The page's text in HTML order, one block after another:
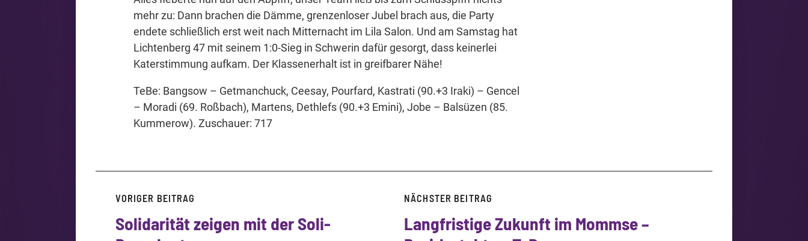
mehr zu: Dann brachen die Dämme, grenzenloser Jubel brach aus, die Party
endete schließlich erst weit nach Mitternacht im Lila Salon. Und am Samstag hat
Lichtenberg 47 mit seinem 1:0-Sieg in Schwerin dafür gesorgt, dass keinerlei
Katerstimmung aufkam. Der Klassenerhalt ist in greifbarer Nähe!
TeBe: Bangsow – Getmanchuck, Ceesay, Pourfard, Kastrati (90.+3 Iraki) – Gencel
– Moradi (69. Roßbach), Martens, Dethlefs (90.+3 Emini), Jobe – Balsüzen (85.
Kummerow). Zuschauer: 717
VORIGER BEITRAG
Solidarität zeigen mit der Soli-
NÄCHSTER BEITRAG
Langfristige Zukunft im Mommse –